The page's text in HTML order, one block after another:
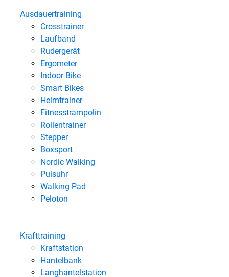
Ausdauertraining
Crosstrainer
Laufband
Rudergerät
Ergometer
Indoor Bike
Smart Bikes
Heimtrainer
Fitnesstrampolin
Rollentrainer
Stepper
Boxsport
Nordic Walking
Pulsuhr
Walking Pad
Peloton
Krafttraining
Kraftstation
Hantelbank
Langhantelstation